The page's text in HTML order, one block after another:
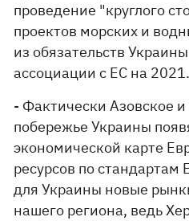
проведение "круглого
проектов морских и
из обязательств
ассоциации с ЕС на 2021.
- Фактически Азовское
побережье Украины
экономической карте
ресурсов по стандартам
для Украины новые
нашего региона, ведь